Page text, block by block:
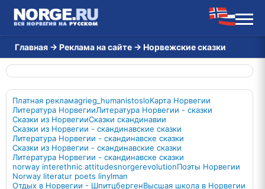
Главная → Реклама на сайте → Норвежские сказки
Платная рекламаgrieg_humanistosloКарта Норвегии
Литература НорвегииЛитература Норвегии - сказки
Сказки из НорвегииСказки скандинавии
Сказки из Норвегии - скандинавские сказки
Литература Норвегии - скандинавске сказки
Сказки из Норвегии - скандинавские сказки
Литература Норвегии - скандинавске сказки
norway interethnic attitudesnorgerevolutionПоэты Норвегии
Norway literatur poets linylman
Отдых в Норвегии - ШпитцбергенВысшая школа в Норвегии